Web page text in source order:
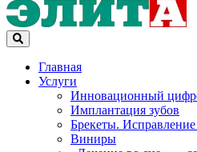
Главная
Услуги
Инновационный
Имплантация зубов
Брекеты.
Виниры